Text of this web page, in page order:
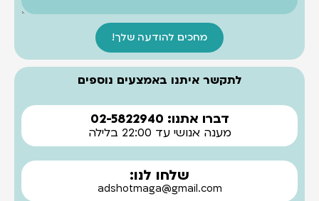
מחכים להודעה שלך!
לתקשר איתנו באמצעים נוספים
דברו אתנו: 02-5822940
מענה אנושי עד 22:00 בלילה
שלחו לנו:
adshotmaga@gmail.com